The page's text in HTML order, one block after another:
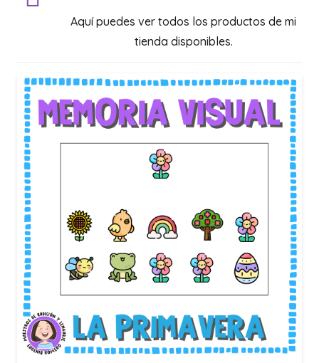
Aquí puedes ver todos los productos de mi
tienda disponibles.